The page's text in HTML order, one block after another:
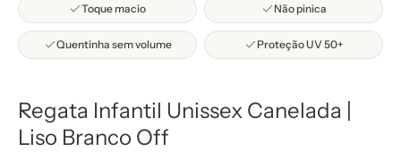
Toque macio Não pinica
Quentinha sem volume Proteção UV 50+
Regata Infantil Unissex Canelada |
Liso Branco Off